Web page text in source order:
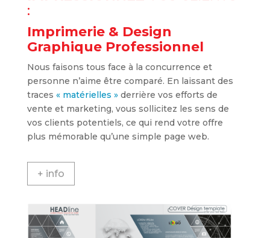
:
Imprimerie& Design
Graphique Professionnel
Nous faisons tous face à la concurrence et
personne n’aime être comparé. En laissant des
traces « matérielles »derrière vos efforts de
vente et marketing, vous sollicitez les sens de
vos clients potentiels, ce qui rend votre offre
plus mémorable qu’une simple page web.
+ info